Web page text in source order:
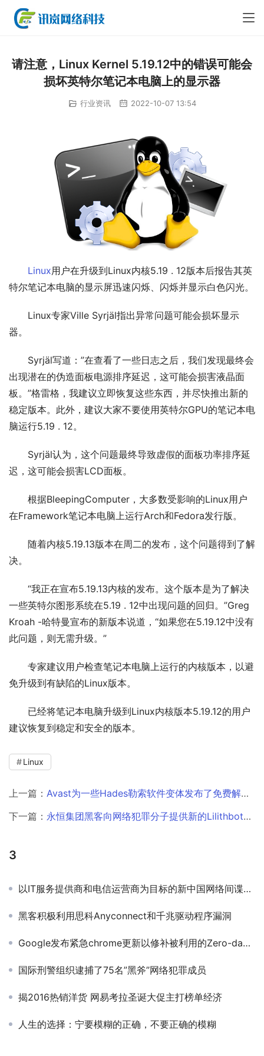
请注意，Linux Kernel 5.19.12中的错误可能会
损坏英特尔笔记本电脑上的显示器
行业资讯 2022-10-07 13:54
Linux用户在升级到Linux内核5.19 . 12版本后报告其英
特尔笔记本电脑的显示屏迅速闪烁、闪烁并显示白色闪光。
Linux专家Ville Syrjäl指出异常问题可能会损坏显示
器。
Syrjäl写道：”在查看了一些日志之后，我们发现最终会
出现潜在的伪造面板电源排序延迟，这可能会损害液晶面
板。”格雷格，我建议立即恢复这些东西，并尽快推出新的
稳定版本。此外，建议大家不要使用英特尔GPU的笔记本电
脑运行5.19 . 12。
Syrjäl认为，这个问题最终导致虚假的面板功率排序延
迟，这可能会损害LCD面板。
根据BleepingComputer，大多数受影响的Linux用户
在Framework笔记本电脑上运行Arch和Fedora发行版。
随着内核5.19.13版本在周二的发布，这个问题得到了解
决。
“我正在宣布5.19.13内核的发布。这个版本是为了解决
一些英特尔图形系统在5.19 . 12中出现问题的回归。”Greg
Kroah -哈特曼宣布的新版本说道，“如果您在5.19.12中没有
此问题，则无需升级。”
专家建议用户检查笔记本电脑上运行的内核版本，以避
免升级到有缺陷的Linux版本。
已经将笔记本电脑升级到Linux内核版本5.19.12的用户
建议恢复到稳定和安全的版本。
Linux
上一篇： Avast为一些Hades勒索软件变体发布了免费解密器￼
下一篇： 永恒集团黑客向网络犯罪分子提供新的Lilithbot恶意软件
3
以IT服务提供商和电信运营商为目标的新中国网络间谍组织￼
黑客积极利用思科Anyconnect和千兆驱动程序漏洞
Google发布紧急chrome更新以修补被利用的Zero-day漏洞￼
国际刑警组织逮捕了75名”黑斧”网络犯罪成员
揭2016热销洋货 网易考拉圣诞大促主打榜单经济
人生的选择：宁要模糊的正确，不要正确的模糊